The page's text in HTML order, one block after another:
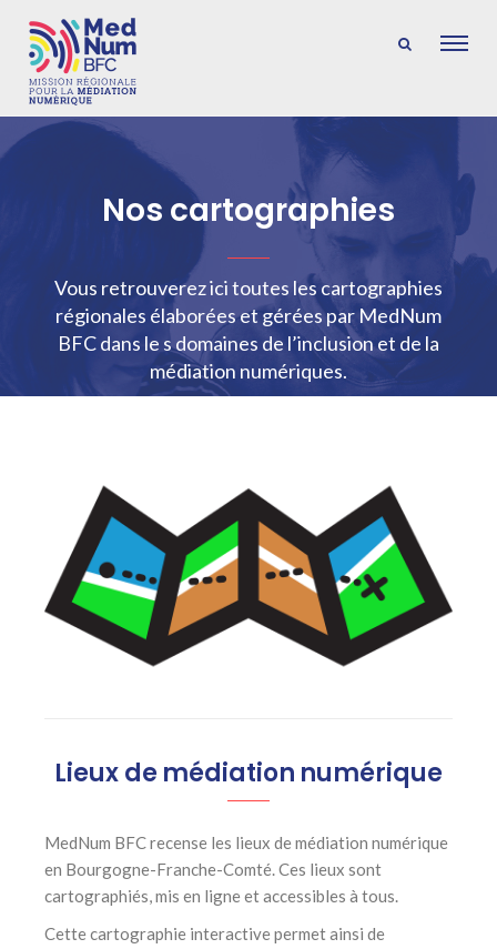
Nos cartographies
Vous retrouverez ici toutes les cartographies
régionales élaborées et gérées par MedNum
BFC dans le s domaines de l’inclusion et de la
médiation numériques.
Lieux de médiation numérique
MedNum BFC recense les lieux de médiation numérique
en Bourgogne-Franche-Comté. Ces lieux sont
cartographiés, mis en ligne et accessibles à tous.
Cette cartographie interactive permet ainsi de